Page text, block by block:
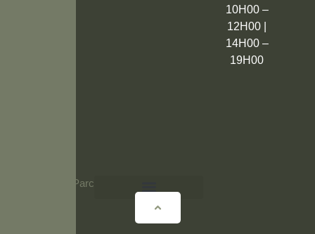
10H00 –
12H00 |
14H00 –
19H00
© 2026 Vert Parc